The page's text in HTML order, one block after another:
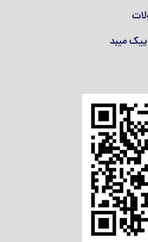
میبد